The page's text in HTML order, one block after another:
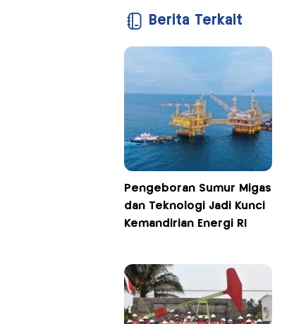
Berita Terkait
Pengeboran Sumur Migas
dan Teknologi Jadi Kunci
Kemandirian Energi RI